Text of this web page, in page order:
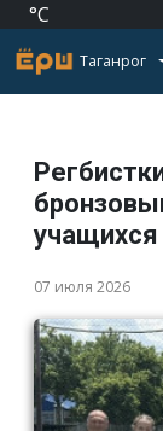
°C
Таганрог
учащихся
07 июля 2026